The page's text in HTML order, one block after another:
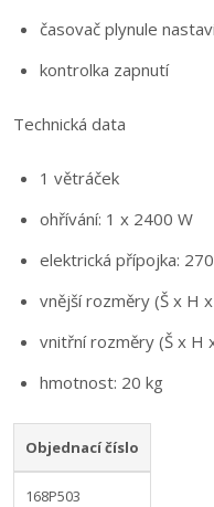
časovač plynule
kontrolka zapnutí
Technická data
1 větráček
ohřívání: 1 x 2400 W
elektrická přípojka:
vnější rozměry (Š x H
vnitřní rozměry (Š x H
hmotnost: 20 kg
Objednací číslo
168P503